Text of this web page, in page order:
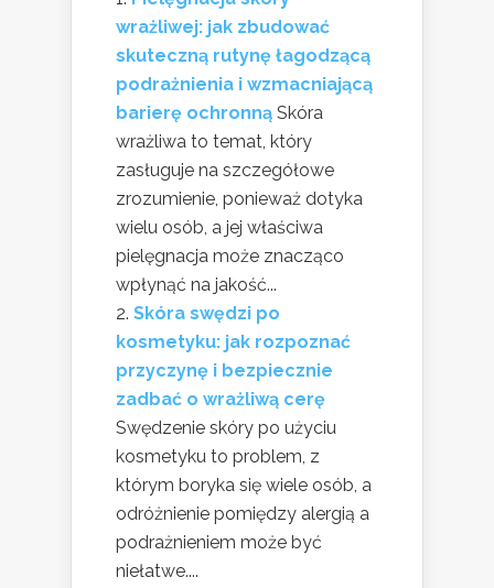
wrażliwej: jak zbudować
skuteczną rutynę łagodzącą
podrażnienia i wzmacniającą
barierę ochronną Skóra
wrażliwa to temat, który
zasługuje na szczegółowe
zrozumienie, ponieważ dotyka
wielu osób, a jej właściwa
pielęgnacja może znacząco
wpłynąć na jakość...
Skóra swędzi po
kosmetyku: jak rozpoznać
przyczynę i bezpiecznie
zadbać o wrażliwą cerę
Swędzenie skóry po użyciu
kosmetyku to problem, z
którym boryka się wiele osób, a
odróżnienie pomiędzy alergią a
podrażnieniem może być
niełatwe....